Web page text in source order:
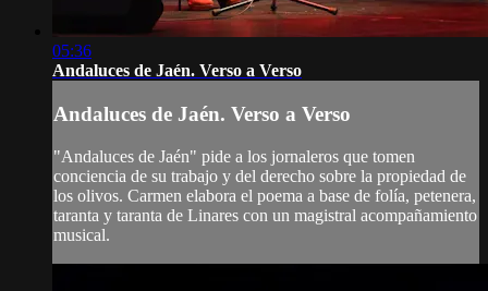
05:36
Andaluces de Jaén. Verso a Verso
Andaluces de Jaén. Verso a Verso
"Andaluces de Jaén" pide a los jornaleros que tomen
conciencia de su trabajo y del derecho sobre la propiedad de
los olivos. Carmen elabora el poema a base de folía, petenera,
taranta y taranta de Linares con un magistral acompañamiento
musical.